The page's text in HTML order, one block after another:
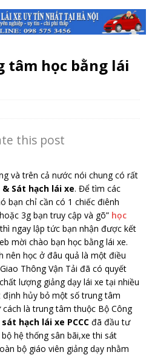
tâm học bằng lái
this post
và trên cả nước nói chung có rất
Sát hạch lái xe. Để tìm các
bạn chỉ cần có 1 chiếc điênh
3g bạn truy cập và gõ” học
thì ngay lập tức bạn nhận được kết
mời chào bạn học bằng lái xe.
nên học ở đâu quả là một điều
Thông Vận Tải đã có quyết
lượng giảng dạy lái xe tại nhiều
hủy bỏ một số trung tâm
là trung tâm thuộc Bộ Công
hạch lái xe PCCC đã đầu tư
hệ thống sân bãi,xe thi sát
bộ giáo viên giảng dạy nhằm